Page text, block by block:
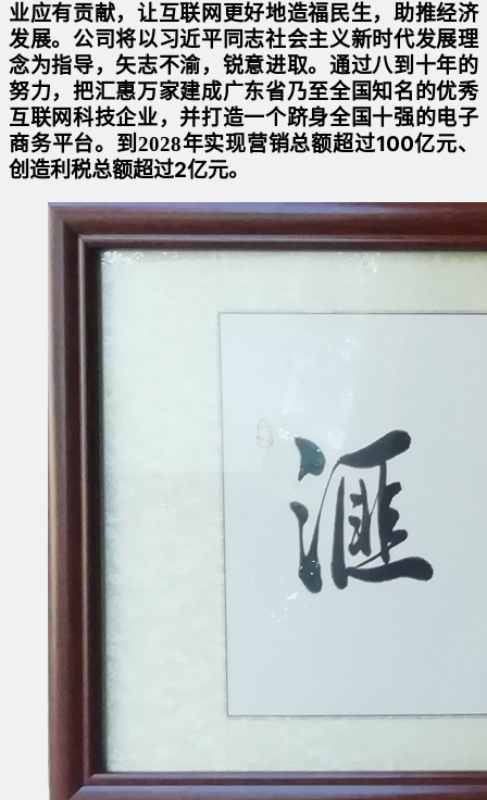
业应有贡献，让互联网更好地造福民生，助推经济
发展。公司将以习近平同志社会主义新时代发展理
念为指导，矢志不渝，锐意进取。通过八到十年的
努力，把汇惠万家建成广东省乃至全国知名的优秀
互联网科技企业，并打造一个跻身全国十强的电子
商务平台。到2028年实现营销总额超过100亿元、
创造利税总额超过2亿元。